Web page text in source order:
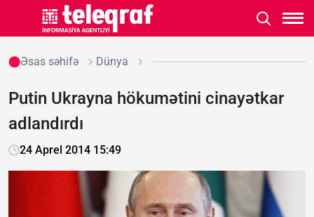
Əsas səhifə Dünya
Putin Ukrayna hökumətini cinayətkar
adlandırdı
24 Aprel 2014 15:49